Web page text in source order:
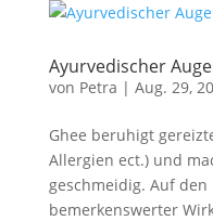
Ayurvedischer
von Petra | Aug. 29,
Ghee beruhigt
Allergien ect.) und
geschmeidig. Auf
bemerkenswerter